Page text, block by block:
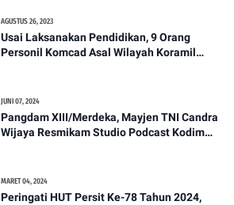
AGUSTUS 26, 2023
Usai Laksanakan Pendidikan, 9 Orang
Personil Komcad Asal Wilayah Koramil
JUNI 07, 2024
Pangdam XIII/Merdeka, Mayjen TNI Candra
Wijaya Resmikam Studio Podcast Kodim
MARET 04, 2024
Peringati HUT Persit Ke-78 Tahun 2024,